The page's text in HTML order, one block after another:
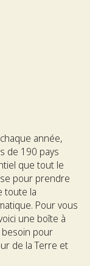
année,
de 190 pays
que tout le
pour prendre
toute la
Pour vous
une boîte à
pour
de la Terre et